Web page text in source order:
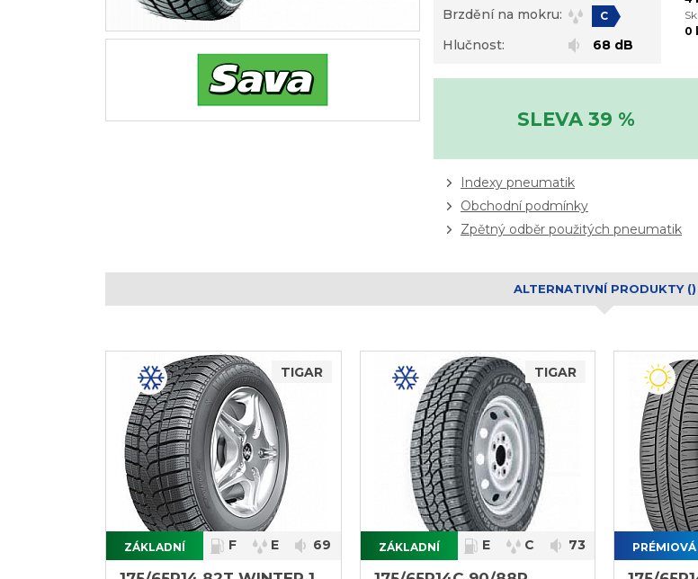
Brzdění na mokru: C
Hlučnost: 68 dB
0
SLEVA 39 %
Indexy pneumatik
Obchodní podmínky
Zpětný odběr použitých pneumatik
ALTERNATIVNÍ PRODUKTY ()
TIGAR
ZÁKLADNÍ F E 69
TIGAR
ZÁKLADNÍ E C 73 PRÉMIOVÁ